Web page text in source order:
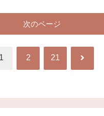
次のページ
1 2 21 次